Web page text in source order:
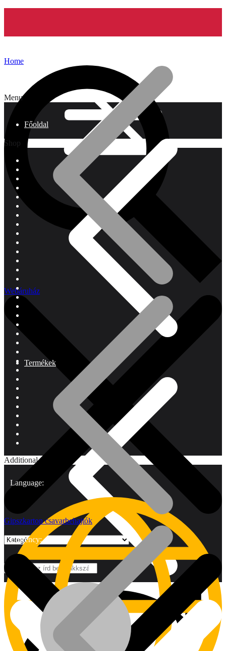
Menu
Főoldal
Termékek
Márkák
Shop
Additional
Language:
Currency:
Home
Webáruház
Gipszkarton csavarbehajtók